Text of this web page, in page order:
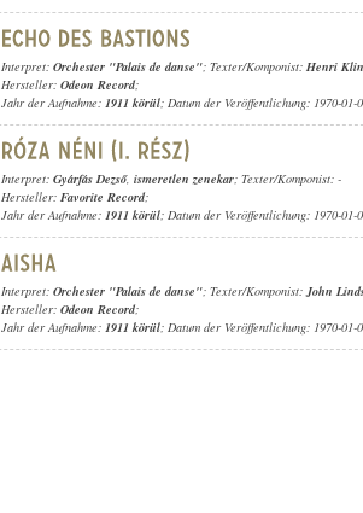
Interpret: Orchester "Palais de danse"; Texter/Komponist: Henri
Hersteller: Odeon Record;
Jahr der Aufnahme: 1911 körül; Datum der Veröffentlichung: 1970-01-
Interpret: Gyárfás Dezső, ismeretlen zenekar; Texter/Komponist: -
Hersteller: Favorite Record;
Jahr der Aufnahme: 1911 körül; Datum der Veröffentlichung: 1970-01-
Interpret: Orchester "Palais de danse"; Texter/Komponist:John
Hersteller: Odeon Record;
Jahr der Aufnahme: 1911 körül; Datum der Veröffentlichung: 1970-01-